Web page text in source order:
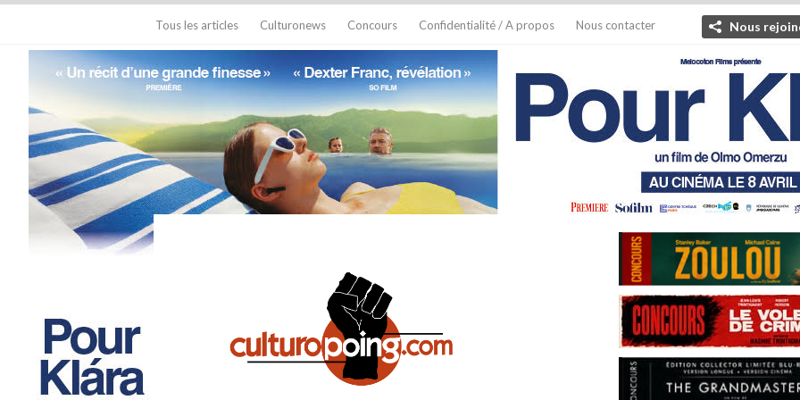
Tous les articles Culturonews Concours Confidentialité / A propos Nous contacter Nous